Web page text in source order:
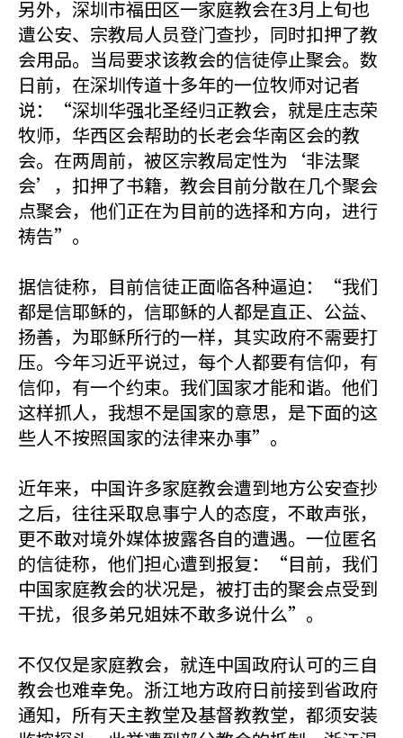
另外，深圳市福田区一家庭教会在3月上旬也
遭公安、宗教局人员登门查抄，同时扣押了教
会用品。当局要求该教会的信徒停止聚会。数
日前，在深圳传道十多年的一位牧师对记者
说：“深圳华强北圣经归正教会，就是庄志荣
牧师，华西区会帮助的长老会华南区会的教
会。在两周前，被区宗教局定性为‘非法聚
会’，扣押了书籍，教会目前分散在几个聚会
点聚会，他们正在为目前的选择和方向，进行
祷告”。
据信徒称，目前信徒正面临各种逼迫：“我们
都是信耶稣的，信耶稣的人都是直正、公益、
扬善，为耶稣所行的一样，其实政府不需要打
压。今年习近平说过，每个人都要有信仰，有
信仰，有一个约束。我们国家才能和谐。他们
这样抓人，我想不是国家的意思，是下面的这
些人不按照国家的法律来办事”。
近年来，中国许多家庭教会遭到地方公安查抄
之后，往往采取息事宁人的态度，不敢声张，
更不敢对境外媒体披露各自的遭遇。一位匿名
的信徒称，他们担心遭到报复：“目前，我们
中国家庭教会的状况是，被打击的聚会点受到
干扰，很多弟兄姐妹不敢多说什么”。
不仅仅是家庭教会，就连中国政府认可的三自
教会也难幸免。浙江地方政府日前接到省政府
通知，所有天主教堂及基督教教堂，都须安装